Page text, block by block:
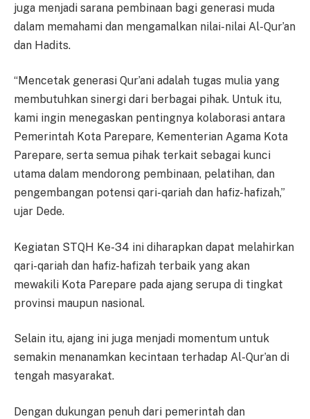
juga menjadi sarana pembinaan bagi generasi muda
dalam memahami dan mengamalkan nilai-nilai Al-Qur’an
dan Hadits.
“Mencetak generasi Qur’ani adalah tugas mulia yang
membutuhkan sinergi dari berbagai pihak. Untuk itu,
kami ingin menegaskan pentingnya kolaborasi antara
Pemerintah Kota Parepare, Kementerian Agama Kota
Parepare, serta semua pihak terkait sebagai kunci
utama dalam mendorong pembinaan, pelatihan, dan
pengembangan potensi qari-qariah dan hafiz-hafizah,”
ujar Dede.
Kegiatan STQH Ke-34 ini diharapkan dapat melahirkan
qari-qariah dan hafiz-hafizah terbaik yang akan
mewakili Kota Parepare pada ajang serupa di tingkat
provinsi maupun nasional.
Selain itu, ajang ini juga menjadi momentum untuk
semakin menanamkan kecintaan terhadap Al-Qur’an di
tengah masyarakat.
Dengan dukungan penuh dari pemerintah dan